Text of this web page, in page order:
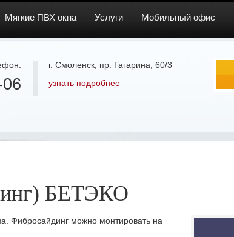
Мягкие ПВХ окна Услуги Мобильный офис
г. Смоленск, пр. Гагарина, 60/3
узнать подробнее
БЕТЭКО
Фибросайдинг можно монтировать на